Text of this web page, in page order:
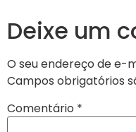
Deixe um
O seu endereço de e-
Campos obrigatórios
Comentário *